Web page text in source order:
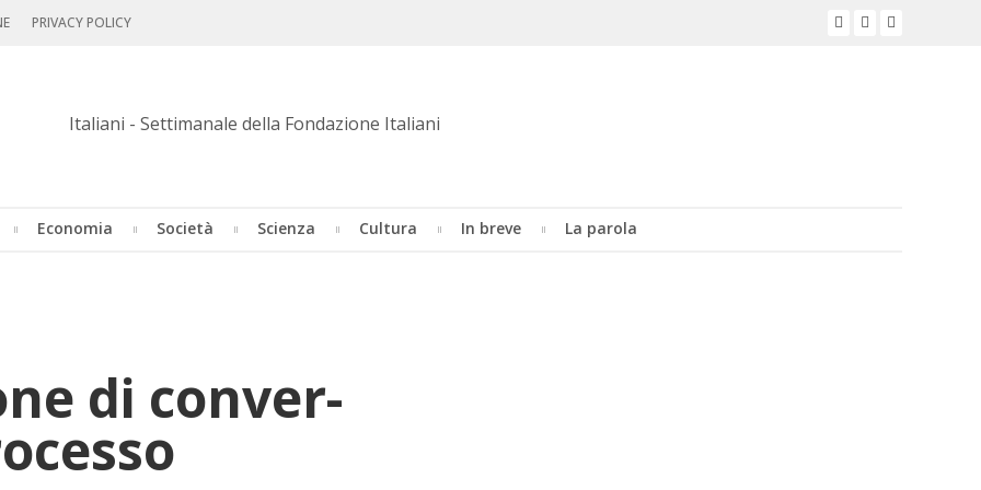
PRIVACY POLICY
Economia Società Scienza Cultura In breve La parola
di con­ver­